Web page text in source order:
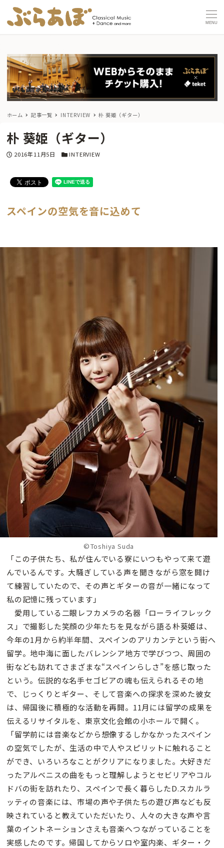
MENU
ホーム 記事一覧 INTERVIEW 朴 葵姫（ギター）
朴 葵姫（ギター）
投稿日
2016年11月5日 カテゴリー
INTERVIEW
スペインの空気を音に込めて
©Toshiya Suda
「この子供たち、私が住んでいる寮にいつもやって来て遊
んでいるんです。大騒ぎしている声を聞きながら窓を開け
て練習していたので、その声とギターの音が一緒になって
私の記憶に残っています」
愛用している二眼レフカメラの名器「ローライフレック
ス」で撮影した笑顔の少年たちを見ながら語る朴葵姫は、
今年の1月から約半年間、スペインのアリカンテという街へ
留学。地中海に面したバレンシア地方で学びつつ、周囲の
街なども訪れてさまざまな“スペインらしさ”を感じ取った
という。伝説的な名手セゴビアの魂も伝えられるその地
で、じっくりとギター、そして音楽への探求を深めた彼女
は、帰国後に積極的な活動を再開。11月には留学の成果を
伝えるリサイタルを、東京文化会館の小ホールで開く。
「留学前には音楽などから想像するしかなかったスペイン
の空気でしたが、生活の中で人やスピリットに触れること
ができ、いろいろなことがクリアになりました。大好きだ
ったアルベニスの曲をもっと理解しようとセビリアやコル
ドバの街を訪れたり、スペインで長く暮らしたD.スカルラ
ッティの音楽には、市場の声や子供たちの遊び声なども反
映されていると教えていただいたり、人々の大きな声や言
葉のイントネーションさえも音楽へつながっていることを
実感したのです。帰国してからソロや室内楽、ギター・ク